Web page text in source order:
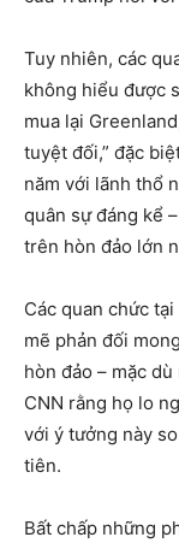
Tuy nhiên, các
không hiểu được
mua lại
tuyệt đối,” đặc
năm với lãnh thổ
quân sự đáng kể
trên hòn đảo lớn
Các quan chức
mẽ phản đối
hòn đảo – mặc
CNN rằng họ lo
với ý tưởng này
tiên.
Bất chấp những